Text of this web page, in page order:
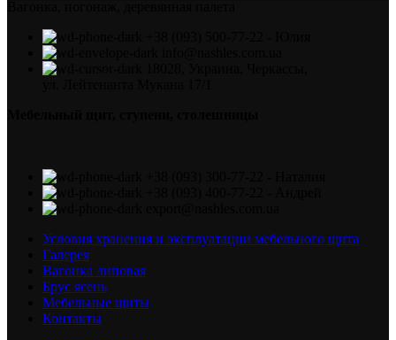
Условия хранения и эксплуатации мебельного щита
Галерея
Вагонка липовая
Брус ясень
Мебельные щиты
Контакты